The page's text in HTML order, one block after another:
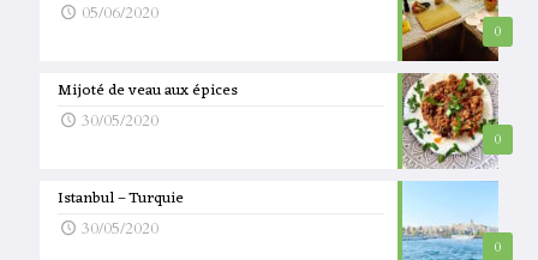
0
05/06/2020
0
Mijoté de veau aux épices
30/05/2020
0
Istanbul – Turquie
30/05/2020